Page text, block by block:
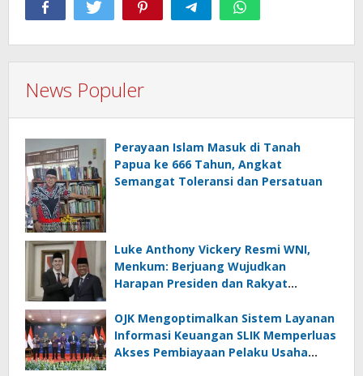
News Populer
Perayaan Islam Masuk di Tanah
Papua ke 666 Tahun, Angkat
Semangat Toleransi dan Persatuan
Luke Anthony Vickery Resmi WNI,
Menkum: Berjuang Wujudkan
Harapan Presiden dan Rakyat
OJK Mengoptimalkan Sistem Layanan
Informasi Keuangan SLIK Memperluas
Akses Pembiayaan Pelaku Usaha